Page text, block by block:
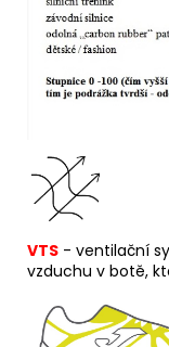
VTS - ventilační
vzduchu v botě,